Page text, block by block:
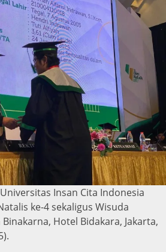
Universitas Insan Cita Indonesia
ke-4 sekaligus Wisuda
Hotel Bidakara, Jakarta,